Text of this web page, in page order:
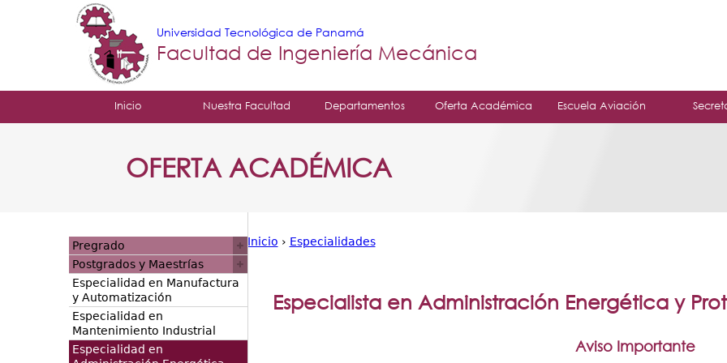
Universidad Tecnológica de Panamá
Facultad de Ingeniería Mecánica
Tropical
Principal
Inicio Nuestra Facultad Departamentos Oferta Académica Escuela Aviación
OFERTA ACADÉMICA
está
Inicio › Especialidades
Especialista en Administración Energética y
Aviso Importante
Pregrado
Postgrados y Maestrías
Especialidad en Manufactura
y Automatización
Especialidad en
Mantenimiento Industrial
Especialidad en